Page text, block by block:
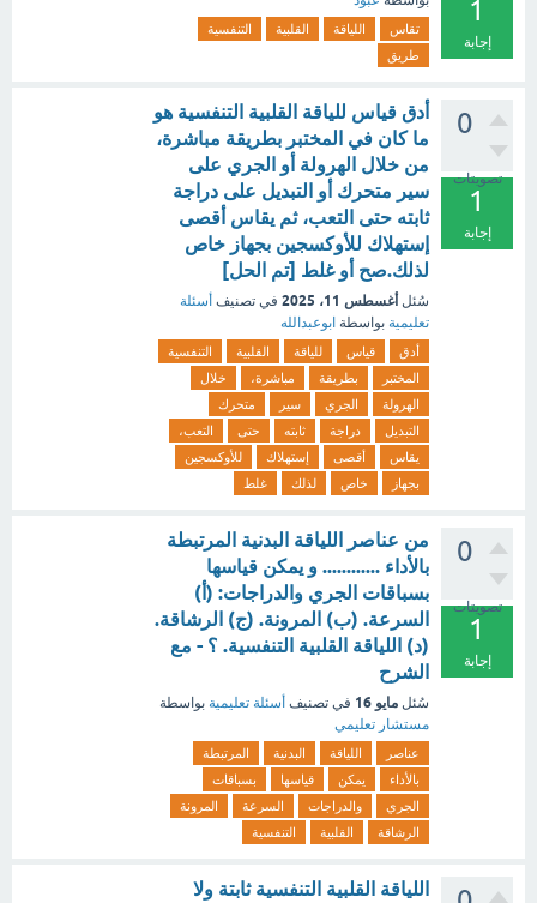
1
إجابة
تقاس اللياقة القلبية
التنفسية
طريق
0
تصويتات
1
إجابة
أدق قياس للياقة القلبية التنفسية هو
ما كان في المختبر بطريقة مباشرة،
من خلال الهرولة أو الجري على
سير متحرك أو التبديل على دراجة
ثابته حتى التعب، ثم يقاس أقصى
إستهلاك للأوكسجين بجهاز خاص
لذلك.صح أو غلط [تم الحل]
سُئل أغسطس 11، 2025 في تصنيف أسئلة
تعليمية بواسطة ابوعبدالله
أدق قياس للياقة القلبية
التنفسية
المختبر
بطريقة مباشرة،
خلال
الهرولة
الجري سير
متحرك
التبديل
دراجة ثابته حتى
التعب،
يقاس
أقصى إستهلاك
للأوكسجين
بجهاز
خاص لذلك غلط
0
تصويتات
1
إجابة
من عناصر اللياقة البدنية المرتبطة
بالأداء ............ و يمكن قياسها
بسباقات الجري والدراجات: (أ)
السرعة. (ب) المرونة. (ج) الرشاقة.
(د) اللياقة القلبية التنفسية. ؟ - مع
الشرح
سُئل مايو 16 في تصنيف أسئلة تعليمية بواسطة
مستشار تعليمي
عناصر اللياقة البدنية
المرتبطة
بالأداء
يمكن قياسها
بسباقات
الجري
والدراجات السرعة
المرونة
الرشاقة
القلبية التنفسية
اللياقة القلبية التنفسية ثابتة ولا